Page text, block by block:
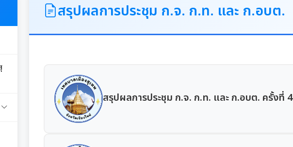
สรุปผลการประชุม ก.จ. ก.ท. และ ก.อบต.
สรุปผลการประชุม ก.จ. ก.ท. และ ก.อบต. ครั้งที่